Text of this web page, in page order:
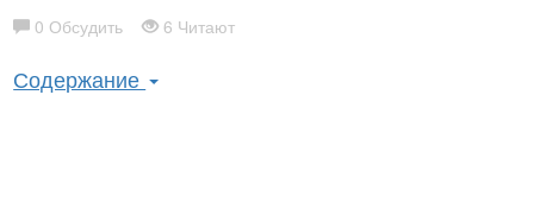
0 Обсудить 6 Читают
Содержание